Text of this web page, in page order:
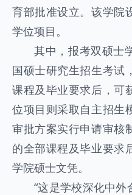
育部批准设立。该学院
学位项目。
其中，报考双硕士
国硕士研究生招生考试
课程及毕业要求后，可
位项目则采取自主招生
审批方案实行申请审核
的全部课程及毕业要求
学院硕士文凭。
“这是学校深化中